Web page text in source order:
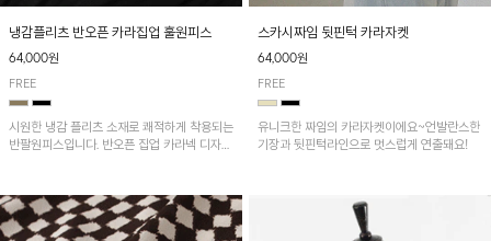
냉감플리츠 반오픈 카라집업 훌원피스
64,000원
FREE
시원한 냉감 플리츠 소재로 쾌적하게 착용되는
반팔원피스입니다. 반오픈 집업 카라넥 디자인
줘요~
스카시짜임 뒷핀턱 카라자켓
64,000원
FREE
유니크한 짜임의 카라자켓이에요~언발란스한
기장과 뒷핀턱라인으로 멋스럽게 연출돼요!